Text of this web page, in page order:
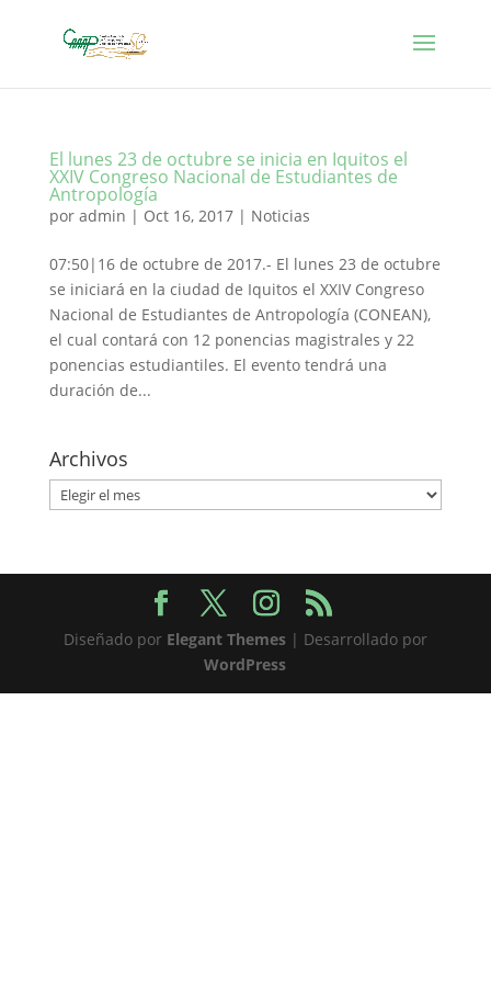
El lunes 23 de octubre se inicia en Iquitos el
XXIV Congreso Nacional de Estudiantes de
Antropología
por admin | Oct 16, 2017| Noticias
07:50|16 de octubre de 2017.- El lunes 23 de octubre
se iniciará en la ciudad de Iquitos el XXIV Congreso
Nacional de Estudiantes de Antropología (CONEAN),
el cual contará con 12 ponencias magistrales y 22
ponencias estudiantiles. El evento tendrá una
duración de...
Archivos
Archivos
Diseñado por Elegant Themes| Desarrollado por
WordPress